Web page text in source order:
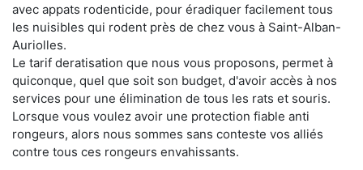
avec appats rodenticide, pour éradiquer facilement tous
les nuisibles qui rodent près de chez vous à Saint-Alban-
Auriolles.
Le tarif deratisation que nous vous proposons, permet à
quiconque, quel que soit son budget, d'avoir accès à nos
services pour une élimination de tous les rats et souris.
Lorsque vous voulez avoir une protection fiable anti
rongeurs, alors nous sommes sans conteste vos alliés
contre tous ces rongeurs envahissants.